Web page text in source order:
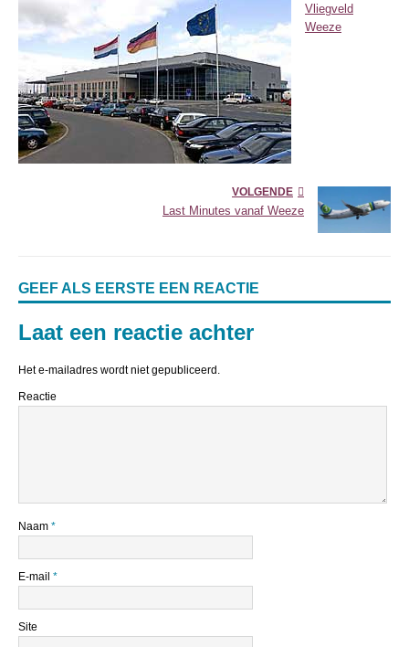
Vliegveld
Weeze
VOLGENDE
Last Minutes vanaf Weeze
GEEF ALS EERSTE EEN REACTIE
Laat een reactie achter
Het e-mailadres wordt niet gepubliceerd.
Reactie
Naam *
E-mail *
Site